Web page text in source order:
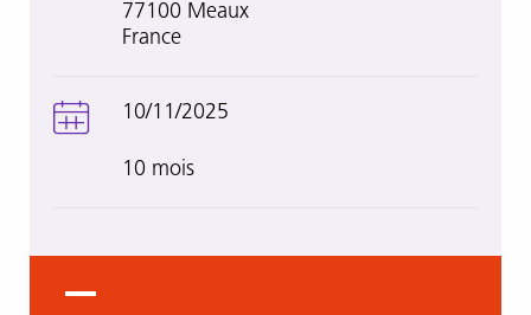
77100 Meaux
France
10/11/2025
10 mois